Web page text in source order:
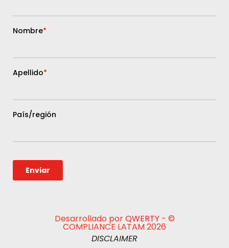
Desarrollado porQWERTY- ©
COMPLIANCE LATAM 2026
DISCLAIMER